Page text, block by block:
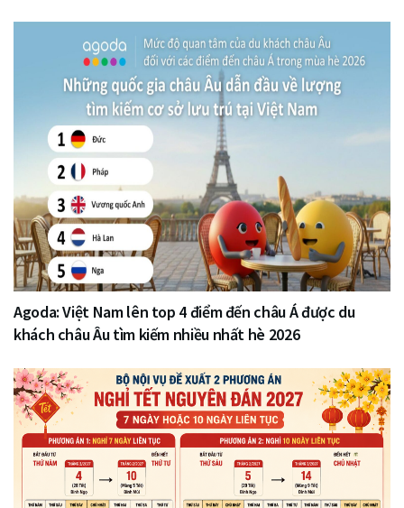
Agoda: Việt Nam lên top 4 điểm đến châu Á được du
khách châu Âu tìm kiếm nhiều nhất hè 2026